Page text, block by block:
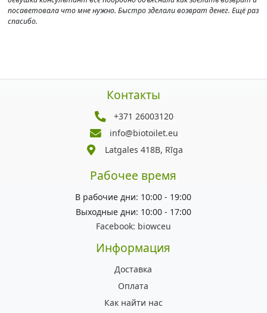
посаветовала что мне нужно. Быстро зделали возврат денег. Ещё раз
спасибо.
Контакты
+371 26003120
info@biotoilet.eu
Latgales 418B, Rīga
Рабочее время
В рабочие дни: 10:00 - 19:00
Выходные дни: 10:00 - 17:00
Facebook: biowceu
Информация
Доставка
Оплата
Как найти нас